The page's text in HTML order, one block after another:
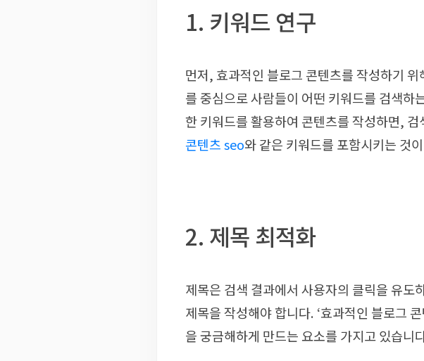
1. 키워드 연구
먼저, 효과적인 블로그 콘텐츠를 작성하기
를 중심으로 사람들이 어떤 키워드를 검색하
한 키워드를 활용하여 콘텐츠를 작성하면,
콘텐츠 seo와 같은 키워드를 포함시키는 것
2. 제목 최적화
제목은 검색 결과에서 사용자의 클릭을 유도
제목을 작성해야 합니다. ‘효과적인 블로그
을 궁금해하게 만드는 요소를 가지고 있습니